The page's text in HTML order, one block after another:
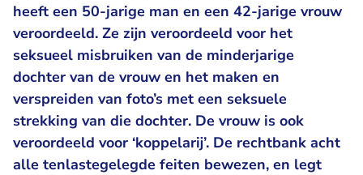
heeft een 50-jarige man en een 42-jarige vrouw
veroordeeld. Ze zijn veroordeeld voor het
seksueel misbruiken van de minderjarige
dochter van de vrouw en het maken en
verspreiden van foto’s met een seksuele
strekking van die dochter. De vrouw is ook
veroordeeld voor ‘koppelarij’. De rechtbank acht
alle tenlastegelegde feiten bewezen, en legt